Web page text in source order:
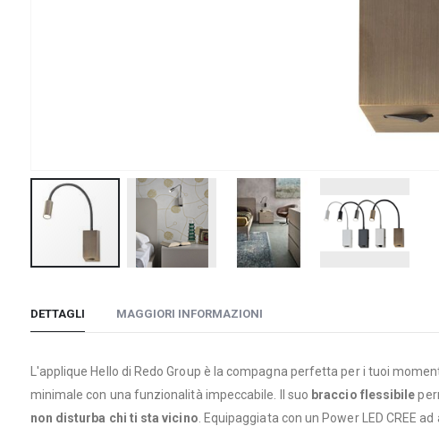
della
di
immagini
DETTAGLI
L'applique Hello di Redo Group è la compagna perfetta per i tuoi
minimale con una funzionalità impeccabile. Il suo braccio flessibile
non disturba chi ti sta vicino . Equipaggiata con un Power LED CREE
MAGGIORI INFORMAZIONI